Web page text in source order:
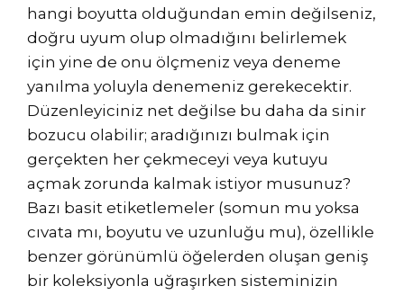
hangi boyutta olduğundan emin değilseniz,
doğru uyum olup olmadığını belirlemek
için yine de onu ölçmeniz veya deneme
yanılma yoluyla denemeniz gerekecektir.
Düzenleyiciniz net değilse bu daha da sinir
bozucu olabilir; aradığınızı bulmak için
gerçekten her çekmeceyi veya kutuyu
açmak zorunda kalmak istiyor musunuz?
Bazı basit etiketlemeler (somun mu yoksa
cıvata mı, boyutu ve uzunluğu mu), özellikle
benzer görünümlü öğelerden oluşan geniş
bir koleksiyonla uğraşırken sisteminizin